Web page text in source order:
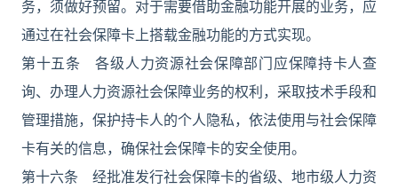
务，须做好预留。对于需要借助金融功能开展的业务，应
通过在社会保障卡上搭载金融功能的方式实现。
第十五条 各级人力资源社会保障部门应保障持卡人查
询、办理人力资源社会保障业务的权利，采取技术手段和
管理措施，保护持卡人的个人隐私，依法使用与社会保障
卡有关的信息，确保社会保障卡的安全使用。
第十六条 经批准发行社会保障卡的省级、地市级人力资